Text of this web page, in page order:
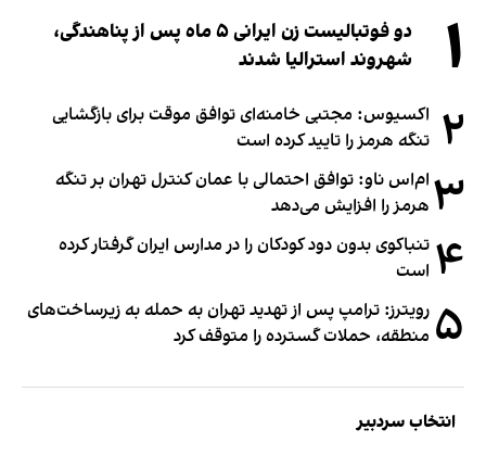
۱
دو فوتبالیست زن ایرانی ۵ ماه پس از پناهندگی،
شهروند استرالیا شدند
۲ اکسیوس: مجتبی خامنه‌ای توافق موقت برای بازگشایی
تنگه هرمز را تایید کرده است
۳ ام‌اس ناو: توافق احتمالی با عمان کنترل تهران بر تنگه
هرمز را افزایش می‌دهد
۴ تنباکوی بدون دود کودکان را در مدارس ایران گرفتار کرده
است
۵ رویترز: ترامپ پس از تهدید تهران به حمله به زیرساخت‌های
منطقه، حملات گسترده را متوقف کرد
انتخاب سردبیر